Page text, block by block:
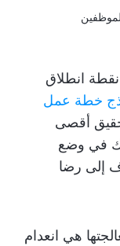
انطلاق
خطة عمل
أقصى
في وضع
إلى رضا
هي انعدام